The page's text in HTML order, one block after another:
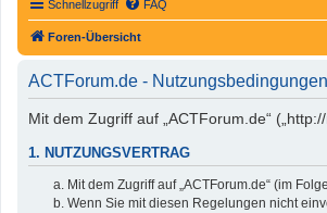
Schnellzugriff FAQ
Foren-Übersicht
ACTForum.de - Nutzungsbedingungen
Mit dem Zugriff auf „ACTForum.de“
1. NUTZUNGSVERTRAG
Mit dem Zugriff auf „ACTForum.de“ (im
Wenn Sie mit diesen Regelungen nicht